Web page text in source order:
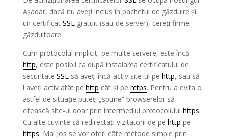
Așadar, dacă nu aveți inclus în pachetul de găzduire și
un certificat SSLgratuit (sau de server), cereți firmei
găzduitoare.
Cum protocolul implicit, pe multe servere, este încă
http, este posibil ca după instalarea certificatului de
securitate SSLsă aveți încă activ site-ul pe http, sau să-
l aveți activ atât pe http cât și pe https. Pentru a evita o
astfel de situație puteți „spune” browserelor să
citească site-ul doar prin intermediul protocolului https.
Cu alte cuvinte să redirectați vizitatorii de pe http pe
https. Mai jos se vor oferi câte metode simple prin